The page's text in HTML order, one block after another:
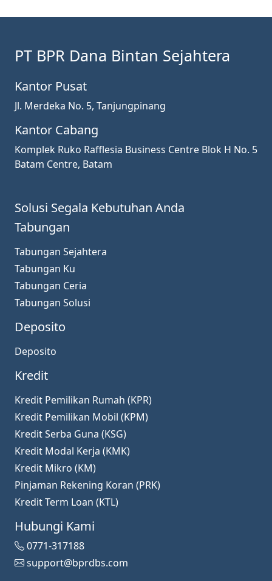
PT BPR Dana Bintan Sejahtera
Kantor Pusat
Jl. Merdeka No. 5, Tanjungpinang
Kantor Cabang
Komplek Ruko Rafflesia Business Centre Blok H No. 5
Batam Centre, Batam
Solusi Segala Kebutuhan Anda
Tabungan
Tabungan Sejahtera
Tabungan Ku
Tabungan Ceria
Tabungan Solusi
Deposito
Deposito
Kredit
Kredit Pemilikan Rumah (KPR)
Kredit Pemilikan Mobil (KPM)
Kredit Serba Guna (KSG)
Kredit Modal Kerja (KMK)
Kredit Mikro (KM)
Pinjaman Rekening Koran (PRK)
Kredit Term Loan (KTL)
Hubungi Kami
0771-317188
support@bprdbs.com